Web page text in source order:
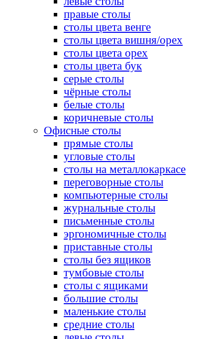
правые столы
столы цвета венге
столы цвета вишня/орех
столы цвета орех
столы цвета бук
серые столы
чёрные столы
белые столы
коричневые столы
Офисные столы
прямые столы
угловые столы
столы на металлокаркасе
переговорные столы
компьютерные столы
журнальные столы
письменные столы
эргономичные столы
приставные столы
столы без ящиков
тумбовые столы
столы с ящиками
большие столы
маленькие столы
средние столы